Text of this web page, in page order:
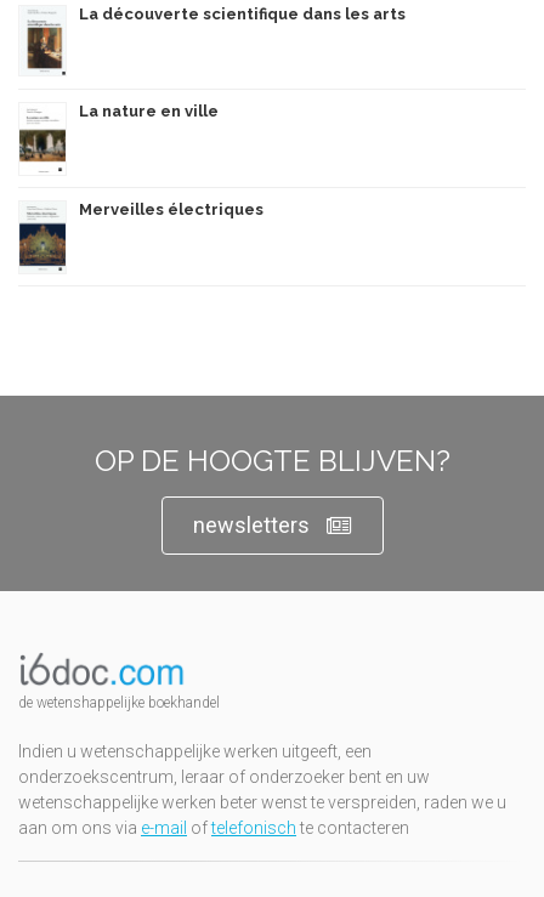
La découverte scientifique dans les arts
La nature en ville
Merveilles électriques
OP DE HOOGTE BLIJVEN?
newsletters
de wetenshappelijke boekhandel
Indien u wetenschappelijke werken uitgeeft, een
onderzoekscentrum, leraar of onderzoeker bent en uw
wetenschappelijke werken beter wenst te verspreiden, raden we u
aan om ons via e-mail oftelefonischte contacteren